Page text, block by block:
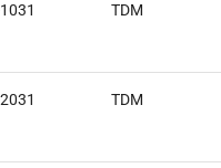
TDM
TDM